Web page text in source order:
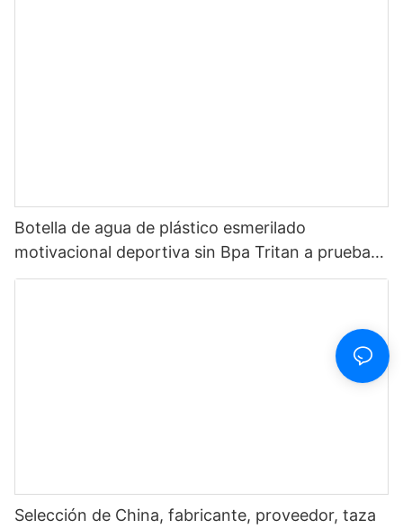
Botella de agua de plástico esmerilado
motivacional deportiva sin Bpa Tritan a prueba
de fugas personalizada de 32oz con marcador
Selección de China, fabricante, proveedor, taza